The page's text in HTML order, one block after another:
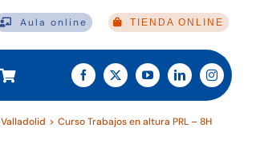
Aula online TIENDA ONLINE
Valladolid Curso Trabajos en altura PRL – 8H